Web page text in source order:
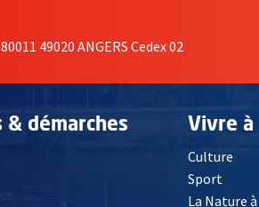
49020 ANGERS Cedex 02
& démarches
, Ouvre une nouvelle fenêtre
Vivre à
Culture
Sport
La Nature